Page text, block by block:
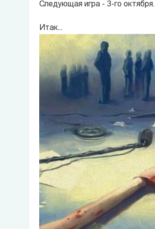
Следующая игра - 3-го октября.
Итак...